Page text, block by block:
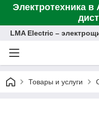
Электротехника
LMA Electric –
Товары и услуги